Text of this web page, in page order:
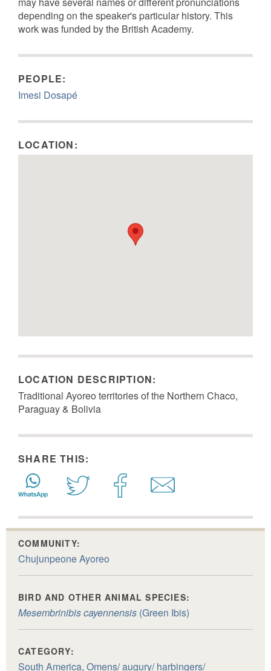
depending on the speaker's particular history. This
work was funded by the British Academy.
PEOPLE:
Imesi Dosapé
LOCATION:
LOCATION DESCRIPTION:
Traditional Ayoreo territories of the Northern Chaco,
Paraguay & Bolivia
SHARE THIS:
COMMUNITY:
Chujunpeone Ayoreo
BIRD AND OTHER ANIMAL SPECIES:
Mesembrinibis cayennensis (Green Ibis)
CATEGORY:
South America, Omens/ augury/ harbingers/